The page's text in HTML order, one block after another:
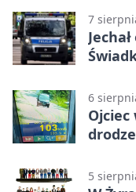
7
6
Ojciec
5